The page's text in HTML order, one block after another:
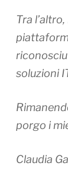
Tra
soluzioni
porgo i
Claudia